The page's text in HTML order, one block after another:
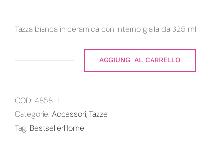
Tazza bianca in ceramica con interno gialla da 325 ml
AGGIUNGI AL CARRELLO
COD: 4858-1
Categorie: Accessori,Tazze
Tag: BestsellerHome